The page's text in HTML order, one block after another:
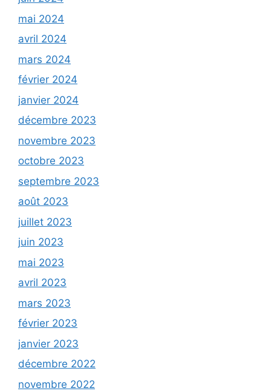
mai 2024
avril 2024
mars 2024
février 2024
janvier 2024
décembre 2023
novembre 2023
octobre 2023
septembre 2023
août 2023
juillet 2023
juin 2023
mai 2023
avril 2023
mars 2023
février 2023
janvier 2023
décembre 2022
novembre 2022